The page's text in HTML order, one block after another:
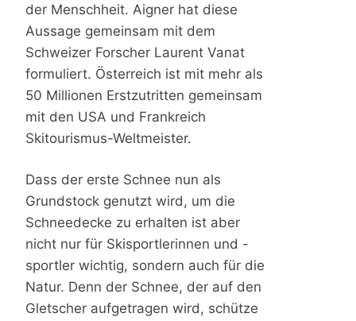
der Menschheit. Aigner hat diese
Aussage gemeinsam mit dem
Schweizer Forscher Laurent Vanat
formuliert. Österreich ist mit mehr als
50 Millionen Erstzutritten gemeinsam
mit den USA und Frankreich
Skitourismus-Weltmeister.
Dass der erste Schnee nun als
Grundstock genutzt wird, um die
Schneedecke zu erhalten ist aber
nicht nur für Skisportlerinnen und -
sportler wichtig, sondern auch für die
Natur. Denn der Schnee, der auf den
Gletscher aufgetragen wird, schütze